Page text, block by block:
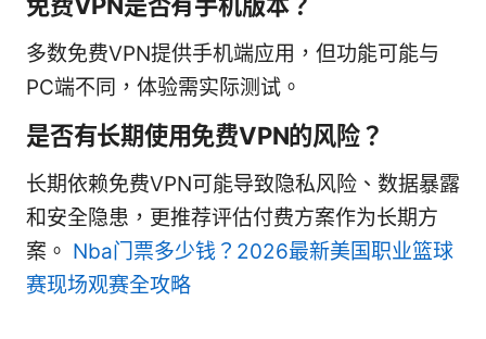
多数免费VPN提供手机端应用，但功能可能与
PC端不同，体验需实际测试。
是否有长期使用免费VPN的风险？
长期依赖免费VPN可能导致隐私风险、数据暴露
和安全隐患，更推荐评估付费方案作为长期方
案。 Nba门票多少钱？2026最新美国职业篮球
赛现场观赛全攻略